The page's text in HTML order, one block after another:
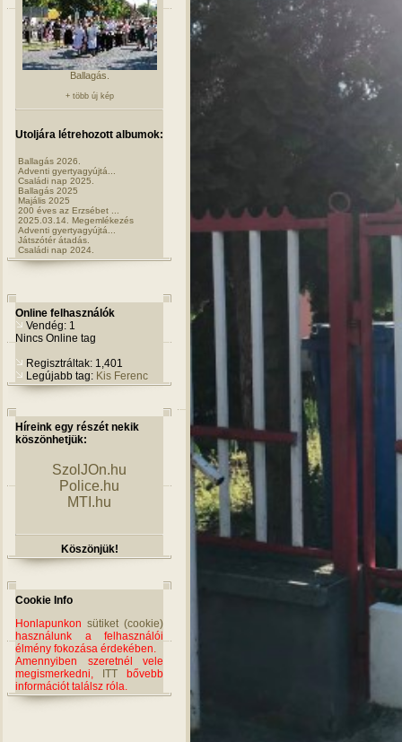
Ballagás.
+ több új kép
Utoljára létrehozott albumok:
Ballagás 2026.
Adventi gyertyagyújtá...
Családi nap 2025.
Ballagás 2025
Majális 2025
200 éves az Erzsébet ...
2025.03.14. Megemlékezés
Adventi gyertyagyújtá...
Játszótér átadás.
Családi nap 2024.
Online felhasználók
Vendég: 1
Nincs Online tag
Regisztráltak: 1,401
Legújabb tag: Kis Ferenc
Híreink egy részét nekik
köszönhetjük:
SzolJOn.hu
Police.hu
MTI.hu
Köszönjük!
Cookie Info
Honlapunkon sütiket (cookie)
használunk a felhasználói
élmény fokozása érdekében.
Amennyiben szeretnél vele
megismerkedni,
ITT bővebb
információt találsz róla.